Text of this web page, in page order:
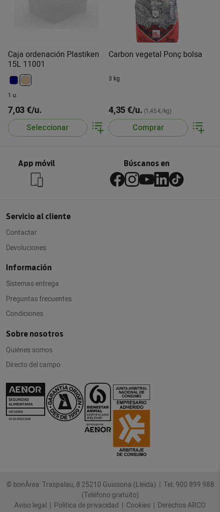
Caja ordenación Plastiken
15L 11001
1 u.
7,03 €/u.
Seleccionar
Carbon vegetal Ponç bolsa
3 kg
4,35 €/u. (1,45 €/kg)
Comprar
App móvil Búscanos en
Servicio al cliente
Contactar
Devoluciones
Información
Sistemas entrega
Preguntas frecuentes
Condiciones
Sobre nosotros
Quiénes somos
Directo del campo
© bonÀrea Traspalau, 8 25210 Guissona (Lleida) | Tel. 900 899 988
(Teléfono gratuito)
Aviso legal | Politica de privacidad | Cookies | Derechos ARCO